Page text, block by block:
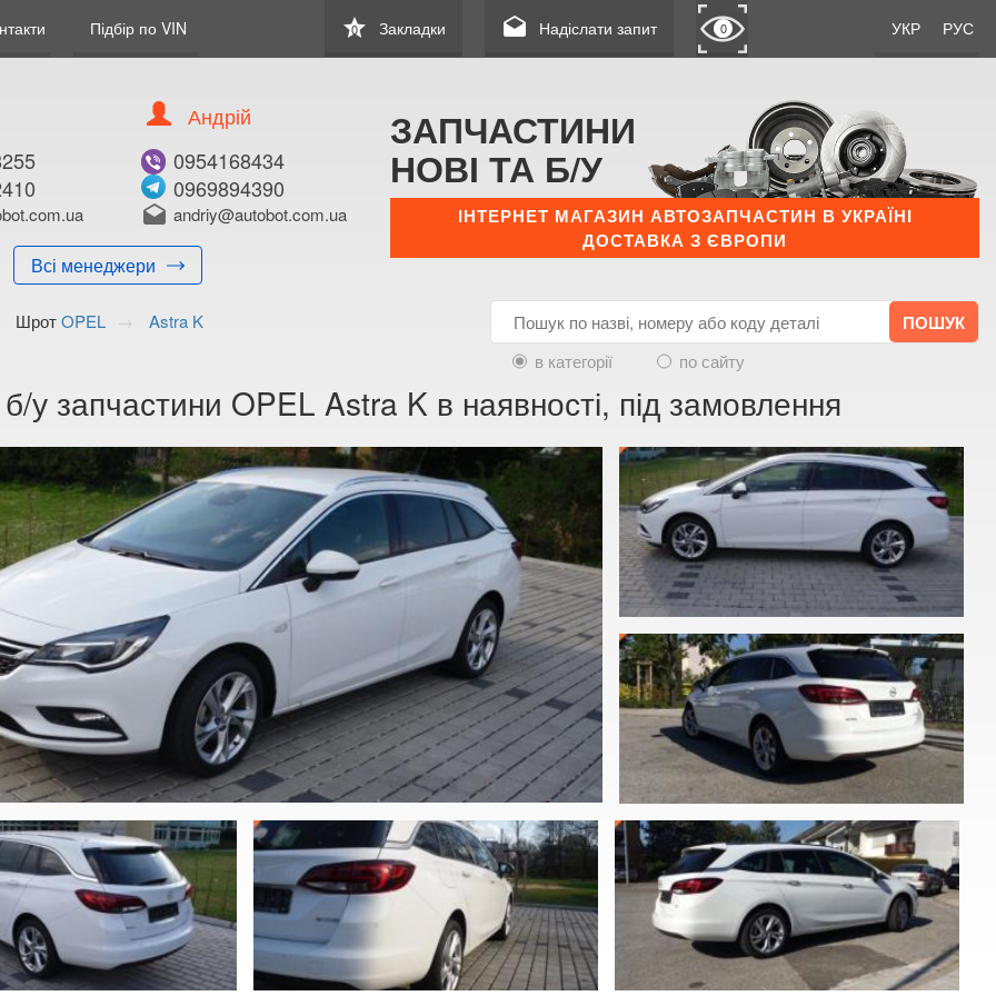
Підбір по VIN УКР РУС
star
0 Закладки drafts Надіслати запит 0
Всі менеджери
Андрій
0954168434
0969894390
drafts andriy@autobot.com.ua
ЗАПЧАСТИНИ
НОВІ ТА Б/У
ІНТЕРНЕТ МАГАЗИН АВТОЗАПЧАСТИН В УКРАЇНІ
ДОСТАВКА З ЄВРОПИ
ШротOPEL
Astra K
в категорії
по сайту
у запчастини OPEL Astra K в наявності, під замовлення